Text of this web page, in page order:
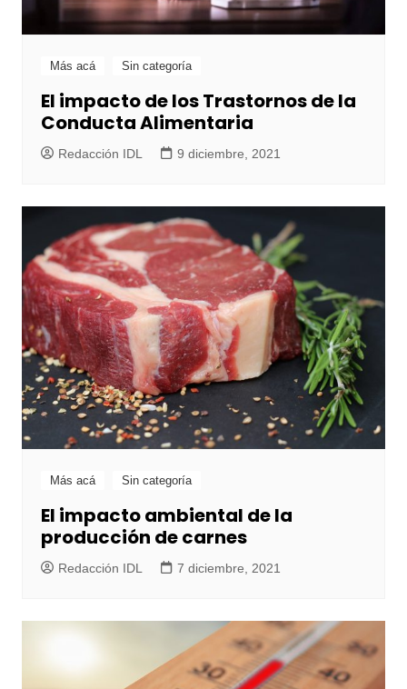
Más acá Sin categoría
El impacto de los Trastornos de la
Conducta Alimentaria
Redacción IDL 9 diciembre, 2021
Más acá Sin categoría
El impacto ambiental de la
producción de carnes
Redacción IDL 7 diciembre, 2021